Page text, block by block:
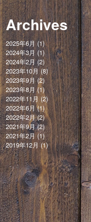
Archives
2025年6月 (1)
2024年3月(1)
2024年2月(2)
2023年10月 (8)
2023年9月(2)
2023年8月(1)
2022年11月(2)
2022年6月(1)
2022年2月(2)
2021年9月(2)
2021年2月(1)
2019年12月(1)